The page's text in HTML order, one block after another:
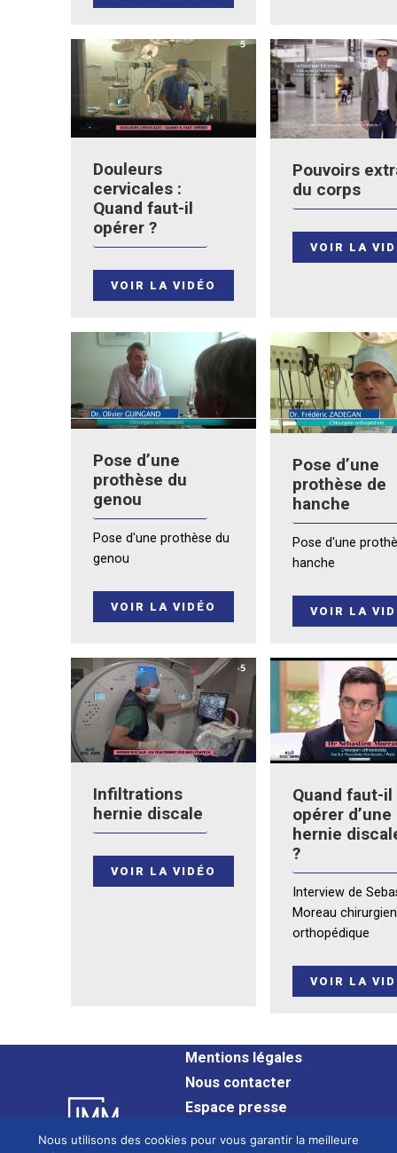
Douleurs
cervicales :
Quand faut-il
opérer ?
VOIR LA VIDÉO
Pouvoirs
du corps
VOIR LA
Pose d’une
prothèse du
genou
Pose d'une prothèse du
genou
VOIR LA VIDÉO
Pose d’une
prothèse de
hanche
Pose d'une
hanche
VOIR LA
Infiltrations
hernie discale
VOIR LA VIDÉO
Quand faut-il
opérer d’une
hernie
?
Interview de
Moreau chirurgien
orthopédique
VOIR LA
Mentions légales
Nous contacter
Espace presse
Nous utilisons des cookies pour vous garantir la meilleure